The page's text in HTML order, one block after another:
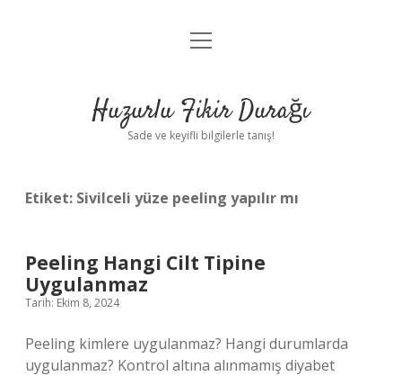
Anasayfa
Yasal Uyarı
menüyü
Huzurlu Fikir Durağı
Sade ve keyifli bilgilerle tanış!
Etiket: Sivilceli yüze peeling yapılır mı
Peeling Hangi Cilt Tipine
Uygulanmaz
Tarih: Ekim 8, 2024
Peeling kimlere uygulanmaz? Hangi durumlarda
uygulanmaz? Kontrol altına alınmamış diyabet